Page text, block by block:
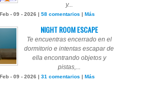
y...
Feb - 09 - 2026 | 58 comentarios | Más
NIGHT ROOM ESCAPE
Te encuentras encerrado en el
dormitorio e intentas escapar de
ella encontrando objetos y
pistas,...
Feb - 09 - 2026 | 31 comentarios | Más